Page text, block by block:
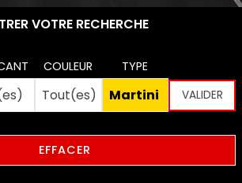
VOTRE RECHERCHE
COULEUR TYPE
EFFACER